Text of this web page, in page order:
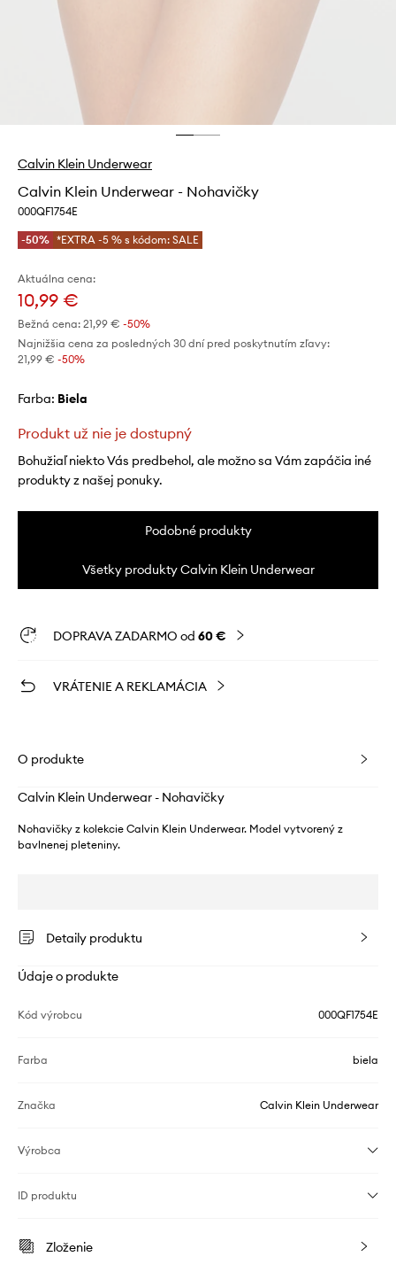
Calvin Klein Underwear
Calvin Klein Underwear - Nohavičky
000QF1754E
-50% *EXTRA -5 % s kódom: SALE
Aktuálna cena:
10,99 €
Bežná cena: 21,99 € -50%
Najnižšia cena za posledných 30 dní pred poskytnutím zľavy:
21,99 € -50%
Farba: biela
Produkt už nie je dostupný
Bohužiaľ niekto Vás predbehol, ale možno sa Vám zapáčia iné
produkty z našej ponuky.
Podobné produkty
Všetky produkty Calvin Klein Underwear
DOPRAVA ZADARMO od 60 €
VRÁTENIE A REKLAMÁCIA
O produkte
Calvin Klein Underwear - Nohavičky
Nohavičky z kolekcie Calvin Klein Underwear. Model vytvorený z
bavlnenej pleteniny.
Detaily produktu
Údaje o produkte
Kód výrobcu 000QF1754E
Farba biela
Značka Calvin Klein Underwear
Výrobca
ID produktu
Zloženie